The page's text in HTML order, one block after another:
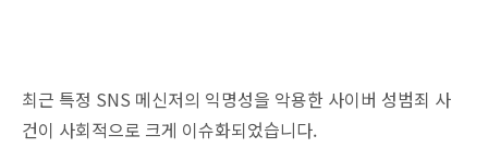
최근 특정 SNS 메신저의 익명성을 악용한 사이버 성범죄 사
건이 사회적으로 크게 이슈화되었습니다.